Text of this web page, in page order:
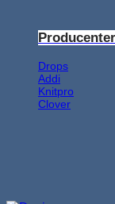
Producenter
Drops
Addi
Knitpro
Clover